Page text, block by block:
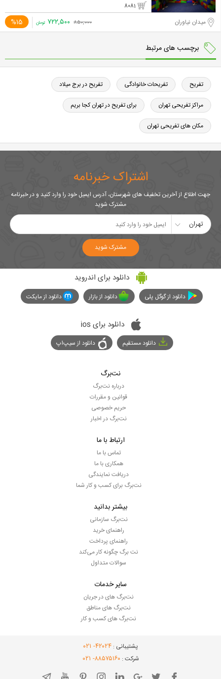
8081
میدان نیاوران %15 ۸۵۰,۰۰۰ ۷۲۲,۵۰۰ تومان
برچسب های مرتبط
تفریح تفریحات خانوادگی تفریح در برج میلاد
مراکز تفریحی تهران برای تفریح در تهران کجا بریم
مکان های تفریحی تهران
اشتراک خبرنامه
جهت اطلاع از آخرین تخفیف های شهرستان، آدرس ایمیل خود را وارد کنید و در خبرنامه
مشترک شوید
تهران
مشترک شوید
دانلود برای اندروید
دانلود از گوگل پلی دانلود از بازار دانلود از مایکت
دانلود برای ios
دانلود مستقیم دانلود از سیپ‌اپ
نت‌برگ
درباره نت‌برگ
قوانین و مقررات
حریم خصوصی
نت‌برگ در اخبار
ارتباط با ما
تماس با ما
همکاری با ما
دریافت نمایندگی
نت‌برگ برای کسب و کار شما
بیشتر بدانید
نت‌برگ سازمانی
راهنمای خرید
راهنمای پرداخت
نت برگ چگونه کار می‌کند
سوالات متداول
سایر خدمات
نت‌برگ های در جریان
نت‌برگ های مناطق
نت‌برگ های کسب و کار
پشتیبانی : ۴۲۰۲۴- ۰۲۱
شرکت : ۸۸۵۷۵۱۶۰- ۰۲۱